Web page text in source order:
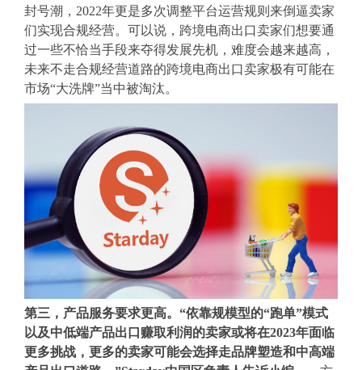
封号潮，2022年更是多次调整平台运营规则来倒逼卖家
们实现合规经营。可以说，跨境电商出口卖家们想要通
过一些不恰当手段来夺得发展先机，难度会越来越高，
未来不走合规经营道路的跨境电商出口卖家极有可能在
市场“大洗牌”当中被淘汰。
第三，产品服务要求更高。“依靠规模型的“跑单”模式
以及中低端产品出口赚取利润的卖家或将在2023年面临
更多挑战，更多的卖家可能会选择走品牌塑造和中高端